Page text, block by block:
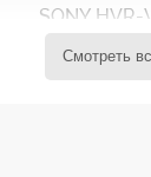
SONY
Смотреть